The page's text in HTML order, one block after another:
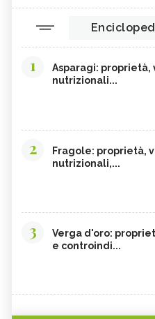
1
Asparagi: proprietà,
nutrizionali...
2
Fragole: proprietà,
nutrizionali,...
3
Verga d'oro:
e controindi...